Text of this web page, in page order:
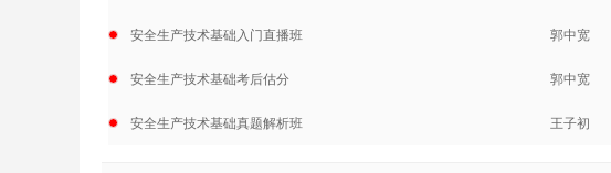
安全生产技术基础入门直播班 郭中宽
安全生产技术基础考后估分 郭中宽
安全生产技术基础真题解析班 王子初